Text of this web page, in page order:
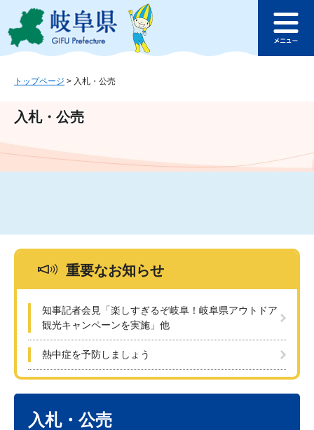
ジ
ュ
文
このページの本文へ
ュ
トップページ > 入札・公売
入札・公売
重要なお知らせ
知事記者会見「楽しすぎるぞ岐阜！岐阜県アウトドア
観光キャンペーンを実施」他
熱中症を予防しましょう
入札・公売